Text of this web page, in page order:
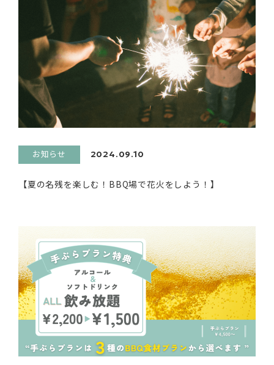
お知らせ 2024.09.10
【夏の名残を楽しむ！BBQ場で花火をしよう！】